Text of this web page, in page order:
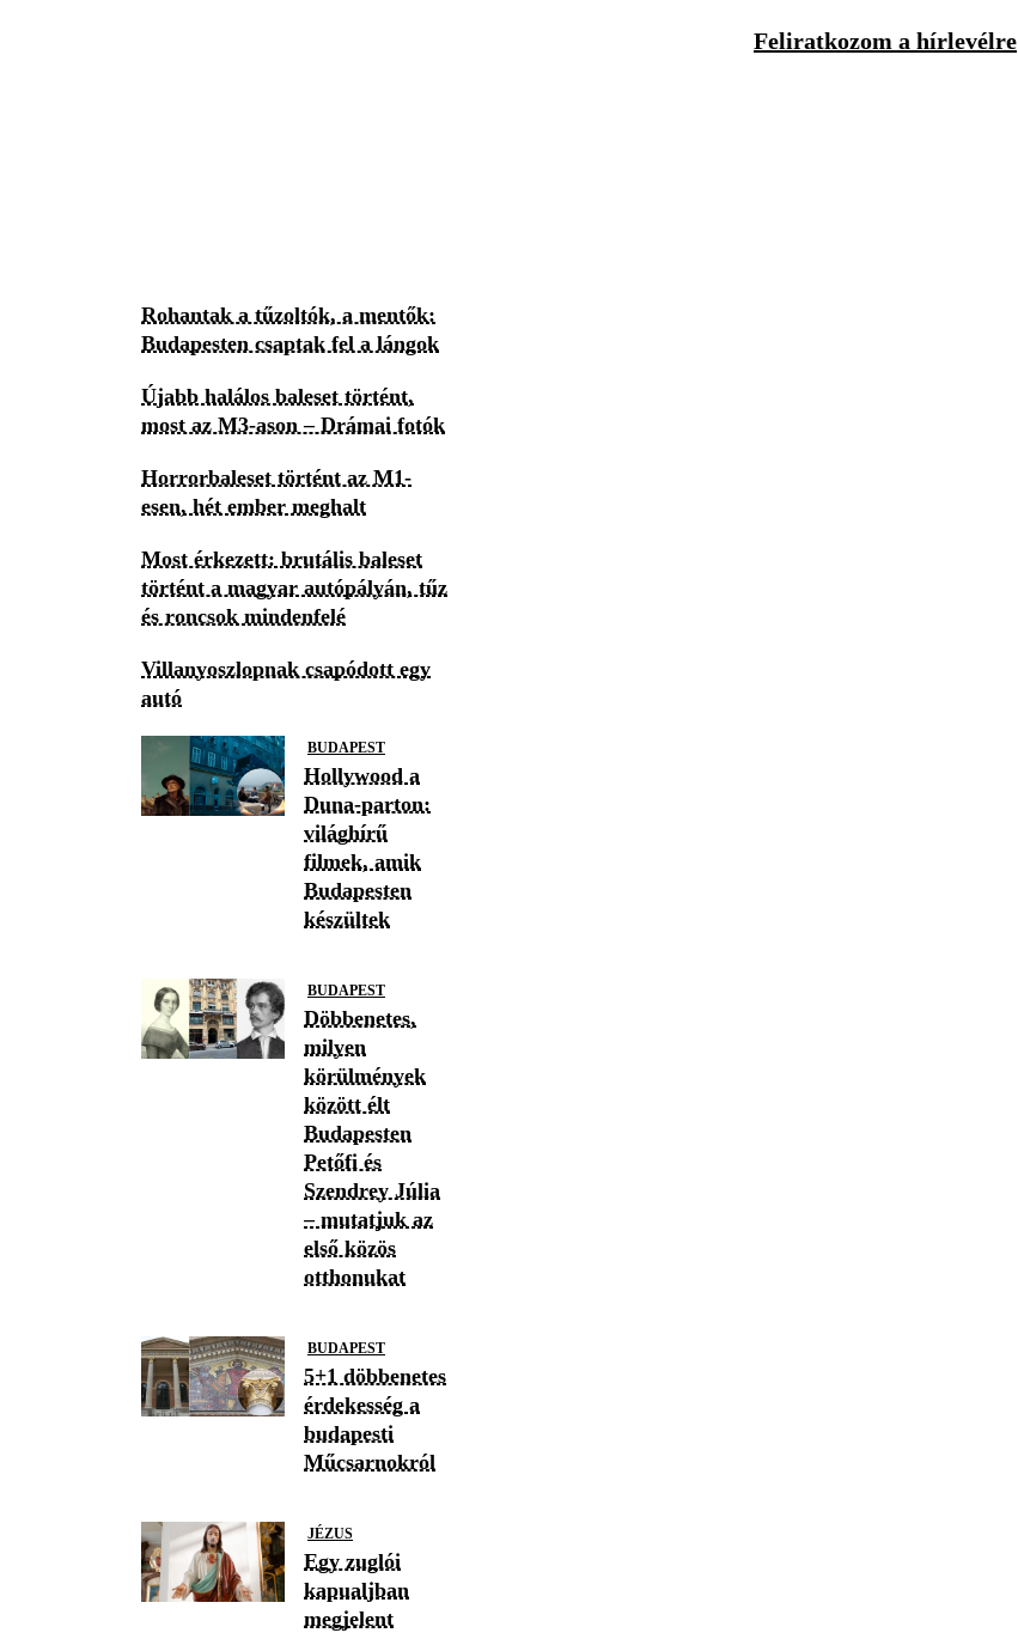
Feliratkozom a hírlevélre
Rohantak a tűzoltók, a mentők:
Budapesten csaptak fel a lángok
Újabb halálos baleset történt,
most az M3-ason – Drámai fotók
Horrorbaleset történt az M1-
esen, hét ember meghalt
Most érkezett: brutális baleset
történt a magyar autópályán, tűz
és roncsok mindenfelé
Villanyoszlopnak csapódott egy
autó
BUDAPEST
Hollywood a
Duna-parton:
világhírű
filmek, amik
Budapesten
készültek
BUDAPEST
Döbbenetes,
milyen
körülmények
között élt
Budapesten
Petőfi és
Szendrey Júlia
– mutatjuk az
első közös
otthonukat
BUDAPEST
5+1 döbbenetes
érdekesség a
budapesti
Műcsarnokról
JÉZUS
Egy zuglói
kapualjban
megjelent